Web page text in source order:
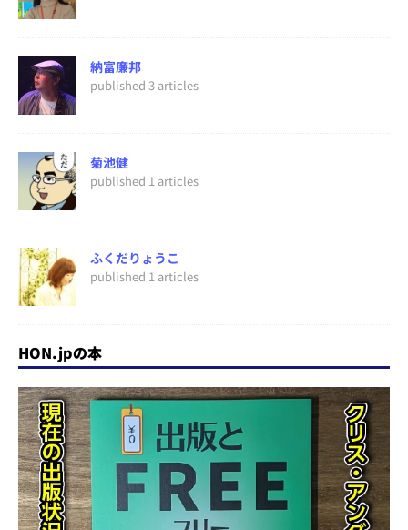
納富廉邦
published 3 articles
菊池健
published 1 articles
ふくだりょうこ
published 1 articles
HON.jpの本